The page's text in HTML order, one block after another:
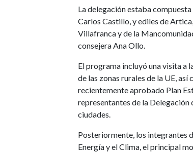
La delegación estaba
Carlos Castillo, y ediles de
Villafranca y de la
consejera Ana Ollo.
El programa incluyó una visita a
de las zonas rurales de la UE,
recientemente aprobado Plan
representantes de la Delegación
ciudades.
Posteriormente, los integrantes
Energía y el Clima, el principal